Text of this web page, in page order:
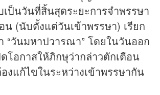
ป็นวันที่สิ้นสุดระยะการจำพรรษา
น (นับตั้งแต่วันเข้าพรรษา) เรียก
“วันมหาปวารณา” โดยในวันออก
โอกาสให้ภิกษุว่ากล่าวตักเตือน
งแก้ไขในระหว่างเข้าพรรษากัน